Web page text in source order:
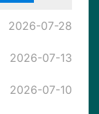
2026-07-28
2026-07-13
2026-07-10